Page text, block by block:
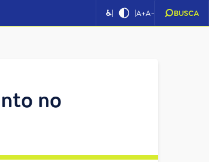
♿| |A+A- BUSCA
no